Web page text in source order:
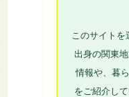
このサイト
出身の関東
情報や、暮
をご紹介し